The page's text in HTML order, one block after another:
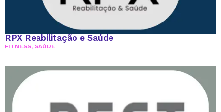
RPX Reabilitação e Saúde
FITNESS, SAÚDE